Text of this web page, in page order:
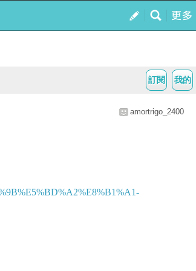
我的
訂閱
amortrigo_2400